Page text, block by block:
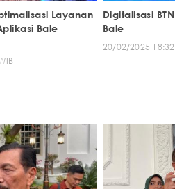
Layanan
Bale
Digitalisasi
Bale
20/02/2025 18:32